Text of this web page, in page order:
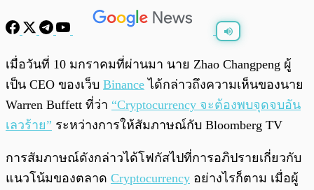
พร้อมเล่น
เมื่อวันที่ 10 มกราคมที่ผ่านมา นาย Zhao Changpeng ผู้
เป็น CEO ของเว็บ Binance ได้กล่าวถึงความเห็นของนาย
Warren Buffett ที่ว่า “Cryptocurrency จะต้องพบจุดจบอัน
เลวร้าย” ระหว่างการให้สัมภาษณ์กับ Bloomberg TV
การสัมภาษณ์ดังกล่าวได้โฟกัสไปที่การอภิปรายเกี่ยวกับ
แนวโน้มของตลาด Cryptocurrency อย่างไรก็ตาม เมื่อผู้